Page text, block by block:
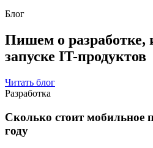
Блог
Пишем о разработке,
запуске IT-продуктов
Читать блог
Разработка
Сколько стоит мобильное
году